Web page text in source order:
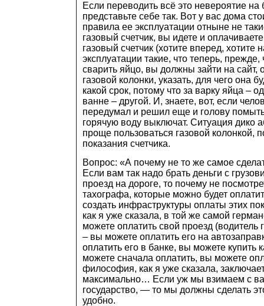
Если переводить всё это невероятие на
представьте себе так. Вот у вас дома
правила ее эксплуатации отныне не
газовый счетчик, вы идете и
газовый счетчик (хотите вперед, хотите
эксплуатации такие, что теперь,
сварить яйцо, вы должны зайти на сайт,
газовой колонки, указать, для чего она
какой срок, потому что за варку яйца –
ванне – другой. И, знаете, вот, если
передумал и решил еще и голову
горячую воду выключат. Ситуация дико
проще пользоваться газовой колонкой,
показания счетчика.
Вопрос: «А почему не то же самое
Если вам так надо брать деньги с
проезд на дороге, то почему не
тахографа, которые можно будет
создать инфраструктуры оплаты этих
как я уже сказала, в той же самой
можете оплатить свой проезд (водитель
– вы можете оплатить его на
оплатить его в банке, вы можете купить
можете сначала оплатить, вы можете
философия, как я уже сказала,
максимально… Если уж мы взимаем с
государство, — то мы должны сделать
удобно.